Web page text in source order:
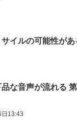
イルの可能性が
な音声が流れる
13:43